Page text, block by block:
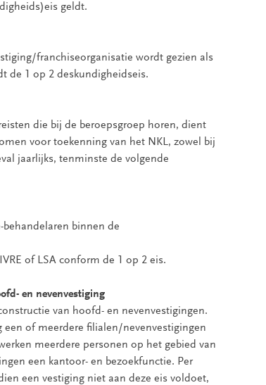
geldt.
franchiseorganisatie wordt gezien als
de 1 op 2 deskundigheidseis.
die bij de beroepsgroep horen, dient
voor toekenning van het NKL, zowel bij
jaarlijks, tenminste de volgende
binnen de
of LSA conform de 1 op 2 eis.
en nevenvestiging
van hoofd- en nevenvestigingen.
een of meerdere filialen/nevenvestigingen
meerdere personen op het gebied van
een kantoor- en bezoekfunctie. Per
een vestiging niet aan deze eis voldoet,